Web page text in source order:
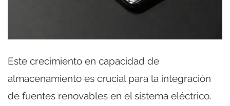
Este crecimiento en capacidad de
almacenamiento es crucial para la integración
de fuentes renovables en el sistema eléctrico.